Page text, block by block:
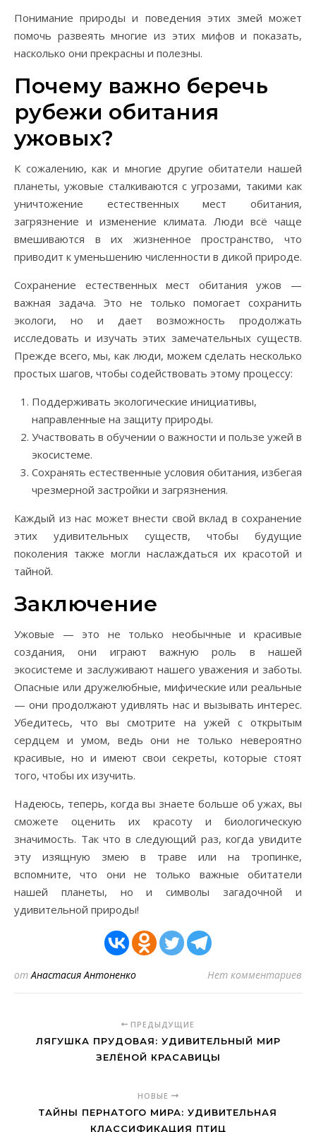
Понимание природы и поведения этих змей может
помочь развеять многие из этих мифов и показать,
насколько они прекрасны и полезны.
Почему важно беречь
рубежи обитания
ужовых?
К сожалению, как и многие другие обитатели нашей
планеты, ужовые сталкиваются с угрозами, такими как
уничтожение естественных мест обитания,
загрязнение и изменение климата. Люди всё чаще
вмешиваются в их жизненное пространство, что
приводит к уменьшению численности в дикой природе.
Сохранение естественных мест обитания ужов —
важная задача. Это не только помогает сохранить
экологи, но и дает возможность продолжать
исследовать и изучать этих замечательных существ.
Прежде всего, мы, как люди, можем сделать несколько
простых шагов, чтобы содействовать этому процессу:
Поддерживать экологические инициативы,
направленные на защиту природы.
Участвовать в обучении о важности и пользе ужей в
экосистеме.
Сохранять естественные условия обитания, избегая
чрезмерной застройки и загрязнения.
Каждый из нас может внести свой вклад в сохранение
этих удивительных существ, чтобы будущие
поколения также могли наслаждаться их красотой и
тайной.
Заключение
Ужовые — это не только необычные и красивые
создания, они играют важную роль в нашей
экосистеме и заслуживают нашего уважения и заботы.
Опасные или дружелюбные, мифические или реальные
— они продолжают удивлять нас и вызывать интерес.
Убедитесь, что вы смотрите на ужей с открытым
сердцем и умом, ведь они не только невероятно
красивые, но и имеют свои секреты, которые стоят
того, чтобы их изучить.
Надеюсь, теперь, когда вы знаете больше об ужах, вы
сможете оценить их красоту и биологическую
значимость. Так что в следующий раз, когда увидите
эту изящную змею в траве или на тропинке,
вспомните, что они не только важные обитатели
нашей планеты, но и символы загадочной и
удивительной природы!
отАнастасия Антоненко Нет комментариев
ПРЕДЫДУЩИЕ
ЛЯГУШКА ПРУДОВАЯ: УДИВИТЕЛЬНЫЙ МИР
ЗЕЛЁНОЙ КРАСАВИЦЫ
НОВЫЕ
ТАЙНЫ ПЕРНАТОГО МИРА: УДИВИТЕЛЬНАЯ
КЛАССИФИКАЦИЯ ПТИЦ